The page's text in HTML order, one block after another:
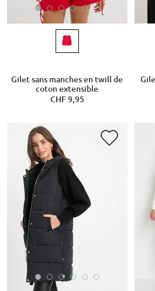
Gilet sans manches en twill de
coton extensible
CHF 9,95